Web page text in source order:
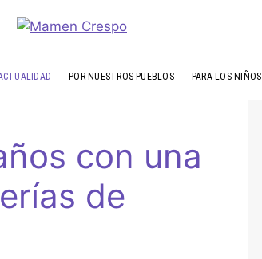
POR NUESTROS PUEBLOS PARA LOS NIÑOS
con una
de